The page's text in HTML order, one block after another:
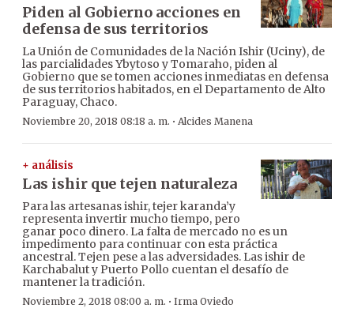
Piden al Gobierno acciones en
defensa de sus territorios
La Unión de Comunidades de la Nación Ishir (Uciny), de
las parcialidades Ybytoso y Tomaraho, piden al
Gobierno que se tomen acciones inmediatas en defensa
de sus territorios habitados, en el Departamento de Alto
Paraguay, Chaco.
Noviembre 20, 2018 08:18 a. m. · Alcides Manena
+ análisis
Las ishir que tejen naturaleza
Para las artesanas ishir, tejer karanda’y
representa invertir mucho tiempo, pero
ganar poco dinero. La falta de mercado no es un
impedimento para continuar con esta práctica
ancestral. Tejen pese a las adversidades. Las ishir de
Karchabalut y Puerto Pollo cuentan el desafío de
mantener la tradición.
Noviembre 2, 2018 08:00 a. m. · Irma Oviedo